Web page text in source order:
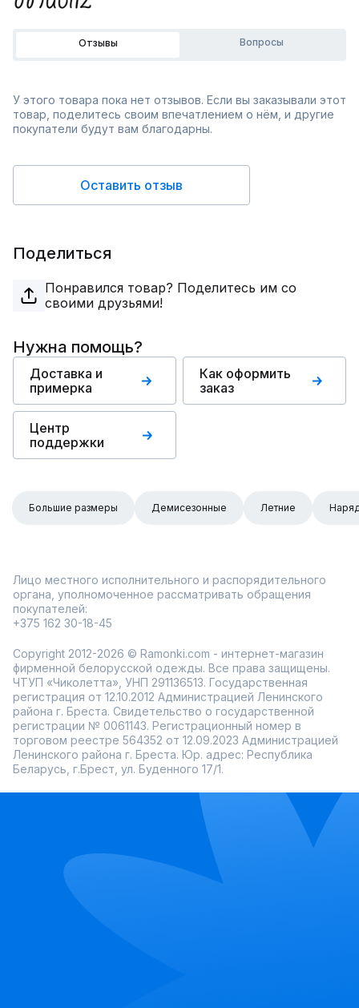
Отзывы Вопросы
У этого товара пока нет отзывов. Если вы заказывали этот
товар, поделитесь своим впечатлением о нём, и другие
покупатели будут вам благодарны.
Оставить отзыв
Поделиться
Понравился товар? Поделитесь им со
своими друзьями!
Нужна помощь?
Доставка и
примерка
Как оформить
заказ
Центр
поддержки
Большие размеры Демисезонные Летние
Лицо местного исполнительного и распорядительного
органа, уполномоченное рассматривать обращения
покупателей:
+375 162 30-18-45
Copyright 2012-2026 © Ramonki.com - интернет-магазин
фирменной белорусской одежды. Все права защищены.
ЧТУП «Чиколетта», УНП 291136513. Государственная
регистрация от 12.10.2012 Администрацией Ленинского
района г. Бреста. Свидетельство о государственной
регистрации № 0061143. Регистрационный номер в
торговом реестре 564352 от 12.09.2023 Администрацией
Ленинского района г. Бреста. Юр. адрес: Республика
Беларусь, г.Брест, ул. Буденного 17/1.